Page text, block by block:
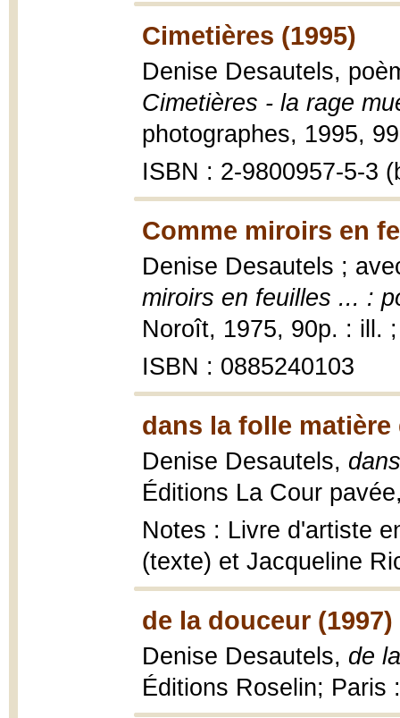
Cimetières (1995)
Denise Desautels,
Cimetières - la rage
photographes, 1995,
ISBN : 2-9800957-5-3
Comme miroirs en
Denise Desautels ;
miroirs en feuilles ... :
Noroît, 1975, 90p. : ill.
ISBN : 0885240103
dans la folle matière
Denise Desautels,
Éditions La Cour
Notes : Livre d'artiste
(texte) et Jacqueline
de la douceur (1997)
Denise Desautels, de
Éditions Roselin; Paris